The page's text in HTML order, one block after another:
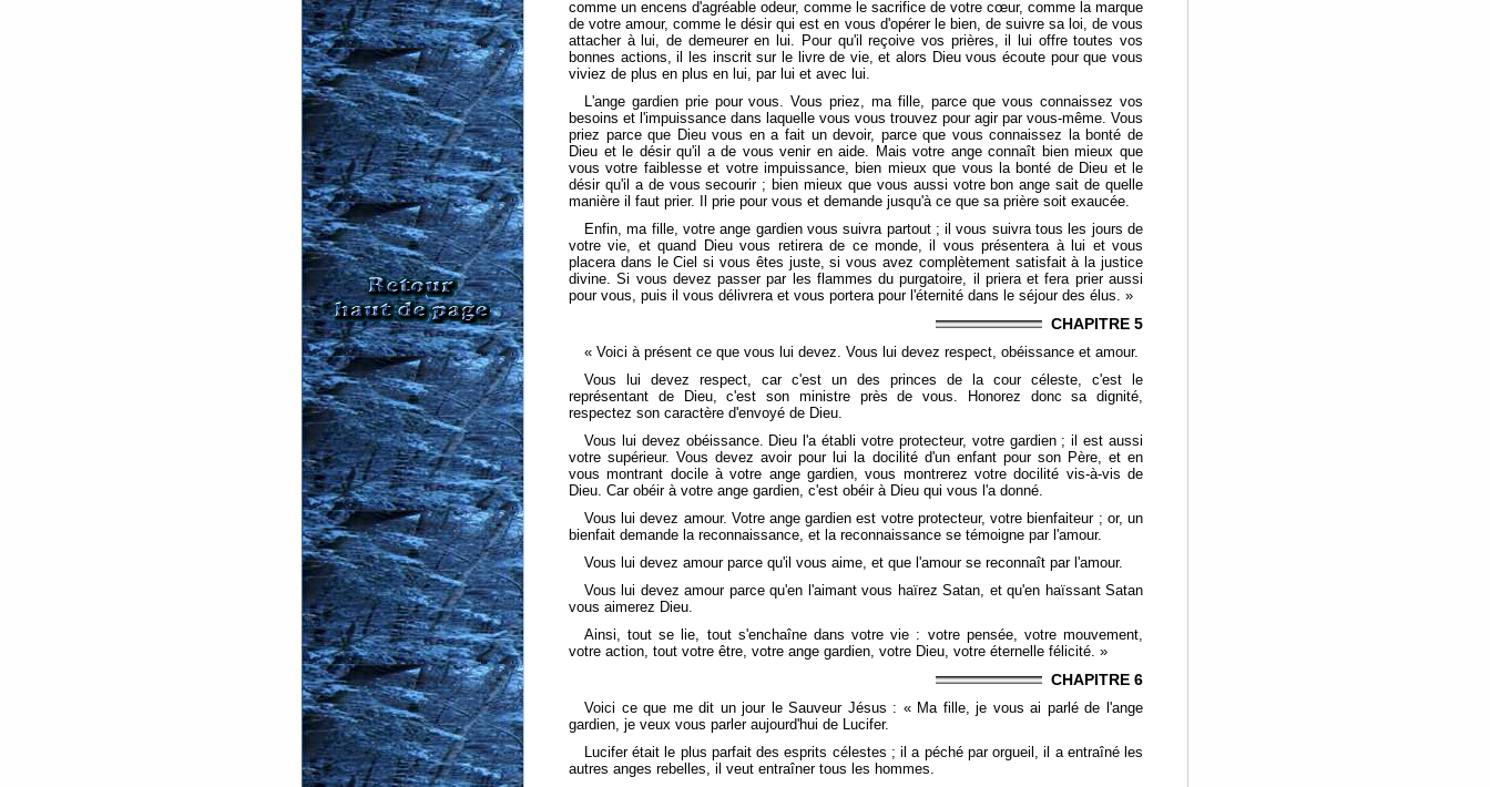
comme un encens d'agréable odeur, comme le sacrifice de votre cœur, comme la marque
de votre amour, comme le désir qui est en vous d'opérer le bien, de suivre sa loi, de vous
attacher à lui, de demeurer en lui. Pour qu'il reçoive vos prières, il lui offre toutes vos
bonnes actions, il les inscrit sur le livre de vie, et alors Dieu vous écoute pour que vous
viviez de plus en plus en lui, par lui et avec lui.
L'ange gardien prie pour vous. Vous priez, ma fille, parce que vous connaissez vos
besoins et l'impuissance dans laquelle vous vous trouvez pour agir par vous-même. Vous
priez parce que Dieu vous en a fait un devoir, parce que vous connaissez la bonté de
Dieu et le désir qu'il a de vous venir en aide. Mais votre ange connaît bien mieux que
vous votre faiblesse et votre impuissance, bien mieux que vous la bonté de Dieu et le
désir qu'il a de vous secourir ; bien mieux que vous aussi votre bon ange sait de quelle
manière il faut prier. Il prie pour vous et demande jusqu'à ce que sa prière soit exaucée.
Enfin, ma fille, votre ange gardien vous suivra partout ; il vous suivra tous les jours de
votre vie, et quand Dieu vous retirera de ce monde, il vous présentera à lui et vous
placera dans le Ciel si vous êtes juste, si vous avez complètement satisfait à la justice
divine. Si vous devez passer par les flammes du purgatoire, il priera et fera prier aussi
pour vous, puis il vous délivrera et vous portera pour l'éternité dans le séjour des élus. »
CHAPITRE 5
« Voici à présent ce que vous lui devez. Vous lui devez respect, obéissance et amour.
Vous lui devez respect, car c'est un des princes de la cour céleste, c'est le
représentant de Dieu, c'est son ministre près de vous. Honorez donc sa dignité,
respectez son caractère d'envoyé de Dieu.
Vous lui devez obéissance. Dieu l'a établi votre protecteur, votre gardien ; il est aussi
votre supérieur. Vous devez avoir pour lui la docilité d'un enfant pour son Père, et en
vous montrant docile à votre ange gardien, vous montrerez votre docilité vis-à-vis de
Dieu. Car obéir à votre ange gardien, c'est obéir à Dieu qui vous l'a donné.
Vous lui devez amour. Votre ange gardien est votre protecteur, votre bienfaiteur ; or, un
bienfait demande la reconnaissance, et la reconnaissance se témoigne par l'amour.
Vous lui devez amour parce qu'il vous aime, et que l'amour se reconnaît par l'amour.
Vous lui devez amour parce qu'en l'aimant vous haïrez Satan, et qu'en haïssant Satan
vous aimerez Dieu.
Ainsi, tout se lie, tout s'enchaîne dans votre vie : votre pensée, votre mouvement,
votre action, tout votre être, votre ange gardien, votre Dieu, votre éternelle félicité. »
CHAPITRE 6
Voici ce que me dit un jour le Sauveur Jésus : « Ma fille, je vous ai parlé de l'ange
gardien, je veux vous parler aujourd'hui de Lucifer.
Lucifer était le plus parfait des esprits célestes ; il a péché par orgueil, il a entraîné les
autres anges rebelles, il veut entraîner tous les hommes.